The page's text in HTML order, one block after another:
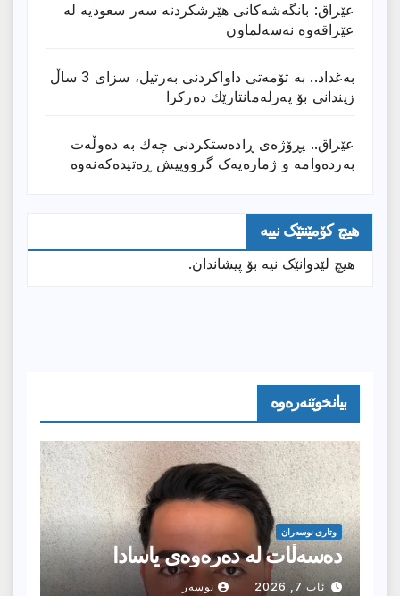
عێراق: بانگەشەكانی هێرشكردنە سەر سعودیە لە
عێراقەوە نەسەلماون
بەغداد.. بە تۆمەتی داواكردنی بەرتیل، سزای 3 ساڵ
زیندانی بۆ پەرلەمانتارێك دەركرا
عێراق.. پڕۆژەی ڕادەستكردنی چەك بە دەوڵەت
بەردەوامە و ژمارەیەک گرووپیش ڕەتیدەکەنەوە
هیچ کۆمێنتێک نییە
هیچ لێدوانێک نیە بۆ پیشاندان.
بیانخوێنەرەوە
وتارى نوسەران
دەسەڵات لە دەرەوەی یاسادا
ئاب 7, 2026 نوسەر